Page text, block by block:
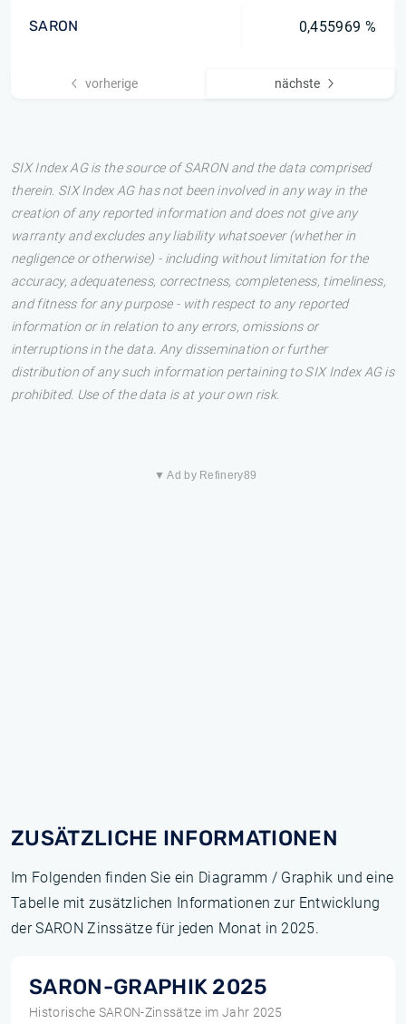
SARON 0,455969 %
vorherige nächste
SIX Index AG is the source of SARON and the data comprised
therein. SIX Index AG has not been involved in any way in the
creation of any reported information and does not give any
warranty and excludes any liability whatsoever (whether in
negligence or otherwise) - including without limitation for the
accuracy, adequateness, correctness, completeness, timeliness,
and fitness for any purpose - with respect to any reported
information or in relation to any errors, omissions or
interruptions in the data. Any dissemination or further
distribution of any such information pertaining to SIX Index AG is
prohibited. Use of the data is at your own risk.
▼ Ad by Refinery89
ZUSÄTZLICHE INFORMATIONEN
Im Folgenden finden Sie ein Diagramm / Graphik und eine
Tabelle mit zusätzlichen Informationen zur Entwicklung
der SARON Zinssätze für jeden Monat in 2025.
SARON-GRAPHIK 2025
Historische SARON-Zinssätze im Jahr 2025